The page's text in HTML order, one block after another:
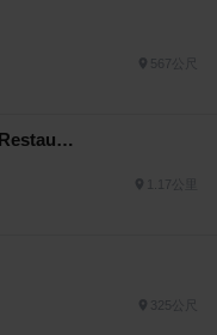
567公尺
斐得蔬食咖啡吧 Verdure Restaurant
325公尺